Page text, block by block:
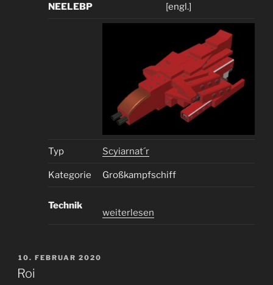
NEELEBP [engl.]
Typ Scyiarnat´r
Kategorie Großkampfschiff
Technik
„
weiterlesen
VERÖFFENTLICHT
AM
10. FEBRUAR 2020
Roi